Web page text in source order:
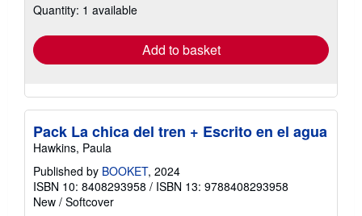
shipping
Quantity: 1 available
Add to basket
Pack La chica del tren + Escrito en el agua
Hawkins, Paula
Published by BOOKET, 2024
ISBN 10: 8408293958 / ISBN 13: 9788408293958
New / Softcover